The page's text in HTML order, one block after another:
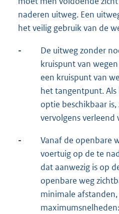
naderen uitweg. Een
het veilig gebruik van de
-
De uitweg zonder
kruispunt van
een kruispunt van
het tangentpunt.
optie beschikbaar
vervolgens verleend
-
Vanaf de openbare
voertuig op de te
dat aanwezig is op
openbare weg
minimale
maximumsnelheden: